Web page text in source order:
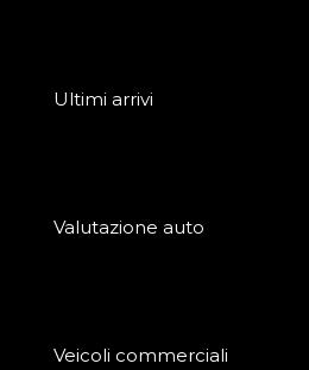
Ultimi arrivi
Valutazione auto
Veicoli commerciali